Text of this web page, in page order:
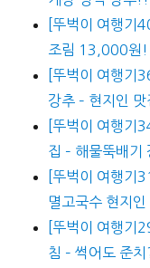
[뚜벅이 여행기
조림 13,000원!
[뚜벅이 여행기
강추 – 현지인 맛
[뚜벅이 여행기
집 – 해물뚝배기
[뚜벅이 여행기
멸고국수 현지
[뚜벅이 여행기
침 – 썩어도 준